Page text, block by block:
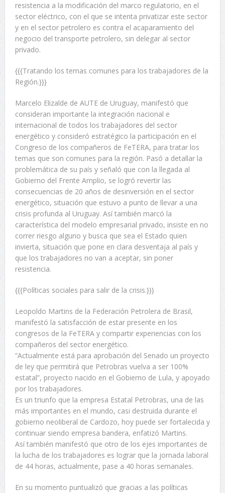
resistencia a la modificación del marco regulatorio, en el
sector eléctrico, con el que se intenta privatizar este sector
y en el sector petrolero es contra el acaparamiento del
negocio del transporte petrolero, sin delegar al sector
privado.
{{{Tratando los temas comunes para los trabajadores de la
Región.}}}
Marcelo Elizalde de AUTE de Uruguay, manifestó que
consideran importante la integración nacional e
internacional de todos los trabajadores del sector
energético y consideró estratégico la participación en el
Congreso de los compañeros de FeTERA, para tratar los
temas que son comunes para la región. Pasó a detallar la
problemática de su país y señaló que con la llegada al
Gobierno del Frente Amplio, se logró revertir las
consecuencias de 20 años de desinversión en el sector
energético, situación que estuvo a punto de llevar a una
crisis profunda al Uruguay. Así también marcó la
característica del modelo empresarial privado, insiste en no
correr riesgo alguno y busca que sea el Estado quien
invierta, situación que pone en clara desventaja al país y
que los trabajadores no van a aceptar, sin poner
resistencia.
{{{Políticas sociales para salir de la crisis.}}}
Leopoldo Martins de la Federación Petrolera de Brasil,
manifestó la satisfacción de estar presente en los
congresos de la FeTERA y compartir experiencias con los
compañeros del sector energético.
“Actualmente está para aprobación del Senado un proyecto
de ley que permitirá que Petrobras vuelva a ser 100%
estatal”, proyecto nacido en el Gobierno de Lula, y apoyado
por los trabajadores.
Es un triunfo que la empresa Estatal Petrobras, una de las
más importantes en el mundo, casi destruida durante el
gobierno neoliberal de Cardozo, hoy puede ser fortalecida y
continuar siendo empresa bandera, enfatizó Martins.
Así también manifestó que otro de los ejes importantes de
la lucha de los trabajadores es lograr que la jornada laboral
de 44 horas, actualmente, pase a 40 horas semanales.
En su momento puntualizó que gracias a las políticas